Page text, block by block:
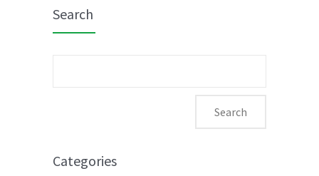
Search
Categories